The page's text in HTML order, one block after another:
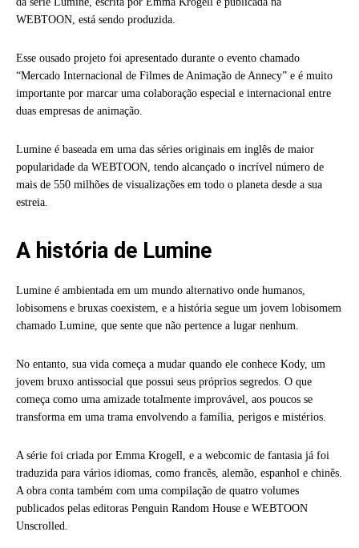
WEBTOON, está sendo produzida.
Esse ousado projeto foi apresentado durante o evento chamado
“Mercado Internacional de Filmes de Animação de Annecy” e é muito
importante por marcar uma colaboração especial e internacional entre
duas empresas de animação.
Lumine é baseada em uma das séries originais em inglês de maior
popularidade da WEBTOON, tendo alcançado o incrível número de
mais de 550 milhões de visualizações em todo o planeta desde a sua
estreia.
A história de Lumine
Lumine é ambientada em um mundo alternativo onde humanos,
lobisomens e bruxas coexistem, e a história segue um jovem lobisomem
chamado Lumine, que sente que não pertence a lugar nenhum.
No entanto, sua vida começa a mudar quando ele conhece Kody, um
jovem bruxo antissocial que possui seus próprios segredos. O que
começa como uma amizade totalmente improvável, aos poucos se
transforma em uma trama envolvendo a família, perigos e mistérios.
A série foi criada por Emma Krogell, e a webcomic de fantasia já foi
traduzida para vários idiomas, como francês, alemão, espanhol e chinês.
A obra conta também com uma compilação de quatro volumes
publicados pelas editoras Penguin Random House e WEBTOON
Unscrolled.